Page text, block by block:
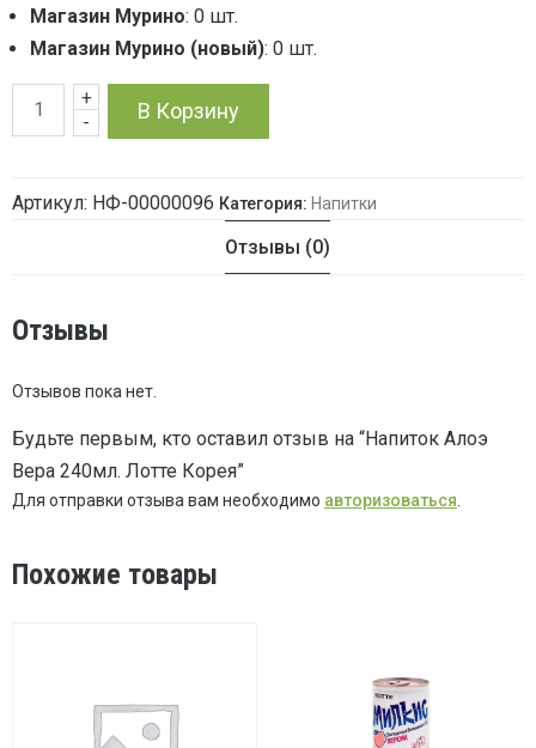
Магазин Мурино: 0 шт.
Магазин Мурино (новый): 0 шт.
-
Количество
Напиток
Вера
Корея
+
В Корзину
Артикул: НФ-00000096 Категория: Напитки
Отзывы (0)
Отзывы
Отзывов пока нет.
Будьте первым, кто оставил отзыв на “Напиток Алоэ
Вера 240мл. Лотте Корея”
Для отправки отзыва вам необходимо авторизоваться
Похожие товары